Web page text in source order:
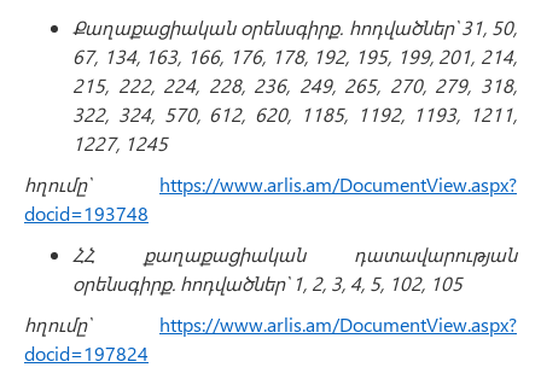
Քաղաքացիական օրենսգիրք. հոդվածներ՝ 31, 50,
67, 134, 163, 166, 176, 178, 192, 195, 199, 201, 214,
215, 222, 224, 228, 236, 249, 265, 270, 279, 318,
322, 324, 570, 612, 620, 1185, 1192, 1193, 1211,
1227, 1245
հղումը՝ https://www.arlis.am/DocumentView.aspx?
docid=193748
ՀՀ քաղաքացիական դատավարության
օրենսգիրք. հոդվածներ՝ 1, 2, 3, 4, 5, 102, 105
հղումը՝ https://www.arlis.am/DocumentView.aspx?
docid=197824